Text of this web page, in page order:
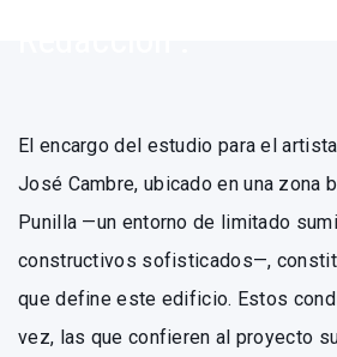
El encargo del estudio para el
José Cambre, ubicado en una zona
Punilla —un entorno de limitado
constructivos sofisticados—,
que define este edificio. Estos
vez, las que confieren al proyecto